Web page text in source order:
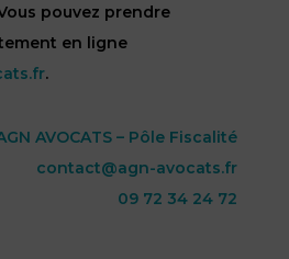
pouvez prendre
en ligne
.
AVOCATS – Pôle Fiscalité
contact@agn-avocats.fr
09 72 34 24 72